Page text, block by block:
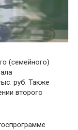
(семейного)
руб. Также
второго